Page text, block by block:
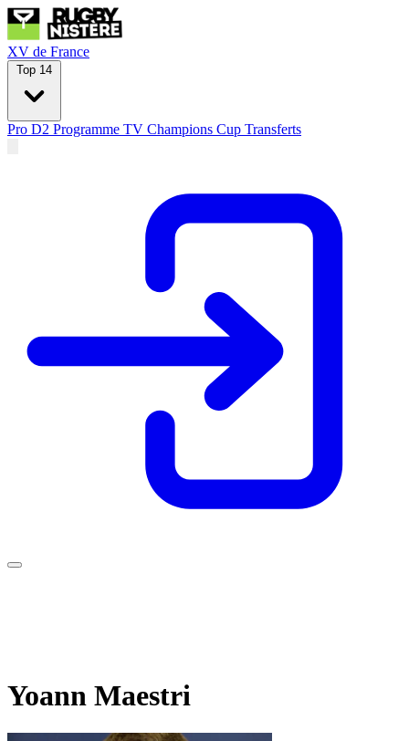
XV de France
Top 14
Pro D2 Programme TV Champions Cup Transferts
Yoann Maestri